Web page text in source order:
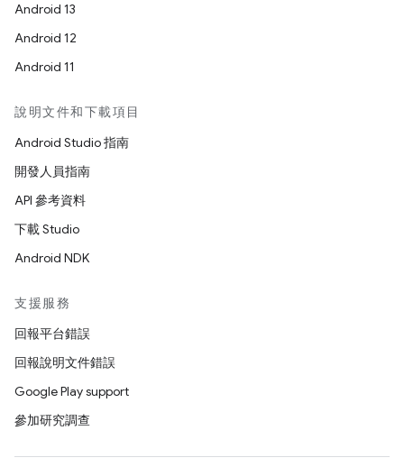
Android 13
Android 12
Android 11
說明文件和下載項目
Android Studio 指南
開發人員指南
API 參考資料
下載 Studio
Android NDK
支援服務
回報平台錯誤
回報說明文件錯誤
Google Play support
參加研究調查